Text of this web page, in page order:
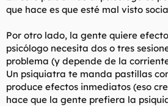
que hace es que esté mal visto
Por otro lado, la gente quiere
psicólogo necesita dos o tres
problema (y depende de la
Un psiquiatra te manda pastillas
produce efectos inmediatos (eso
hace que la gente prefiera la